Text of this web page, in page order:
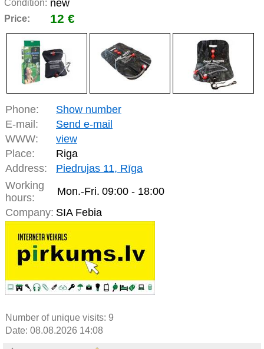
Condition: new
Price: 12 €
Phone:
Show number
E-mail:
Send e-mail
WWW:
view
Place:
Riga
Address:
Piedrujas 11, Rīga
Working
hours:
Mon.-Fri. 09:00 - 18:00
Company: SIA Febia
Number of unique visits: 9
Date: 08.08.2026 14:08